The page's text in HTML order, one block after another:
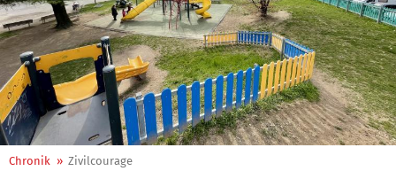
Chronik » Zivilcourage